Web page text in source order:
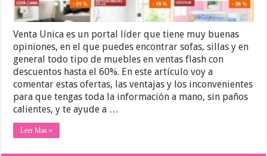
Venta Unica es un portal líder que tiene muy buenas
opiniones, en el que puedes encontrar sofas, sillas y en
general todo tipo de muebles en ventas flash con
descuentos hasta el 60%. En este artículo voy a
comentar estas ofertas, las ventajas y los inconvenientes
para que tengas toda la información a mano, sin paños
calientes, y te ayude a …
Leer Mas »